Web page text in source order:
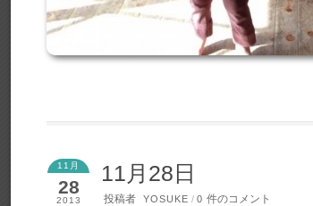
11月
28
2013
11月28日
投稿者 YOSUKE / 0 件のコメント